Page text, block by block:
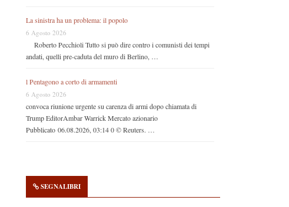
La sinistra ha un problema: il popolo
6 Agosto 2026
Roberto Pecchioli Tutto si può dire contro i comunisti dei tempi
andati, quelli pre-caduta del muro di Berlino, …
l Pentagono a corto di armamenti
6 Agosto 2026
convoca riunione urgente su carenza di armi dopo chiamata di
Trump EditorAmbar Warrick Mercato azionario
Pubblicato 06.08.2026, 03:14 0 © Reuters. …
SEGNALIBRI